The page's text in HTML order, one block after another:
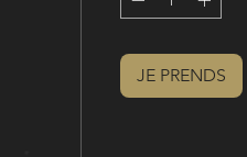
JE PRENDS